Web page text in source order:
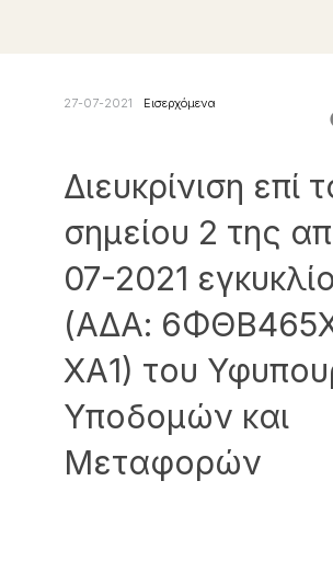
27-07-2021 Εισερχόμενα
Διευκρίνιση επί
σημείου 2 της
07-2021
(ΑΔΑ:
ΧΑ1) του
Υποδομών και
Μεταφορών